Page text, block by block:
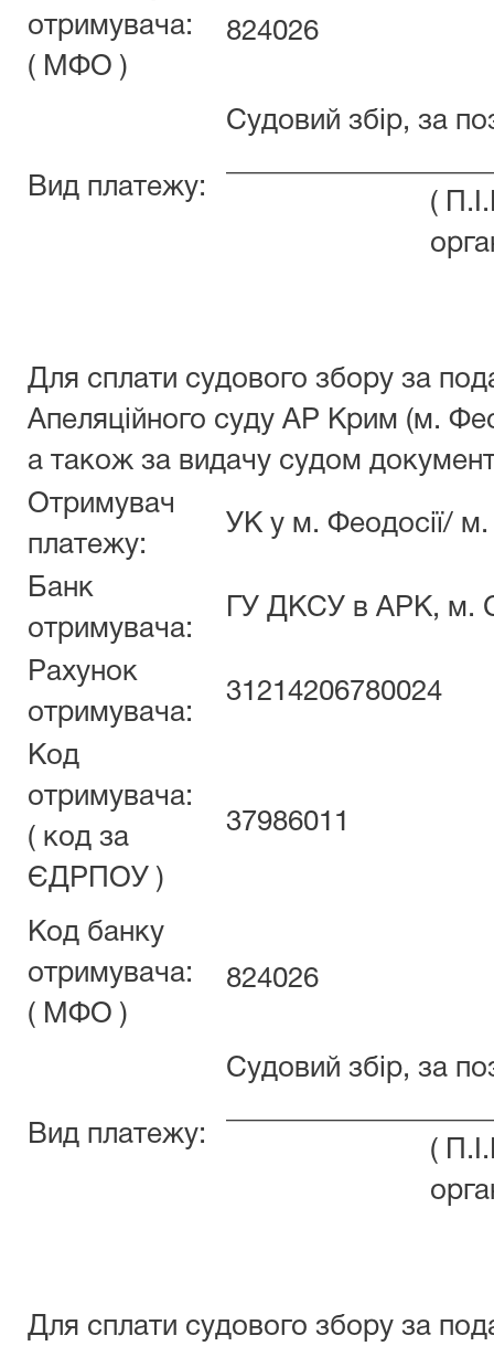
отримувача:
( МФО )
824026
Вид платежу:
Судовий збір, за
(
Для сплати судового збору за
Апеляційного суду АР Крим (м.
а також за видачу судом
Отримувач
платежу:
УК у м. Феодосії/
Банк
отримувача:
ГУ ДКСУ в АРК, м.
Рахунок
отримувача:
31214206780024
Код
отримувача:
( код за
ЄДРПОУ )
37986011
Код банку
отримувача:
( МФО )
824026
Вид платежу:
Судовий збір, за
(
Для сплати судового збору за